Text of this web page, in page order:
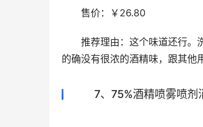
售价：￥26.80
推荐理由：这个味道还行。洗
的确没有很浓的酒精味，跟其他
7、75%酒精喷雾喷剂